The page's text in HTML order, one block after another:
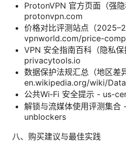
ProtonVPN 官方页面（强
protonvpn.com
价格对比评测站点（
vpnworld.com/price-
VPN 安全指南百科（隐私
privacytools.io
数据保护法规汇总（地区差
en.wikipedia.org/wiki/
公共Wi‑Fi 安全提示 - us-
解锁与流媒体使用评测集
unblockers
八、购买建议与最佳实践